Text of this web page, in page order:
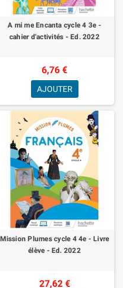
A mi me Encanta cycle 4 3e -
cahier d'activités - Ed. 2022
6,76 €
AJOUTER
Mission Plumes cycle 4 4e - Livre
élève - Ed. 2022
27,62 €